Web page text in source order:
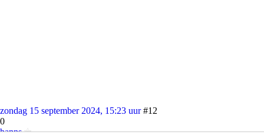
zondag 15 september 2024, 15:23 uur #12
0
hanns